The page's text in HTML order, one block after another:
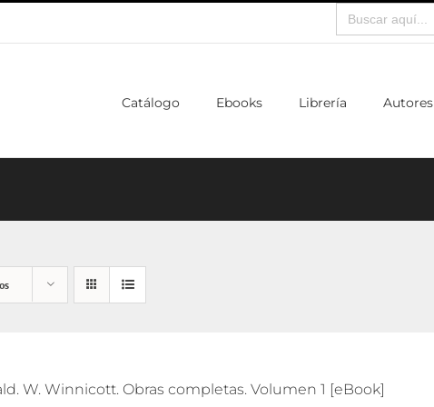
Buscar:
Catálogo Ebooks Librería Autores
W. Winnicott. Obras completas. Volumen 1 [eBook]